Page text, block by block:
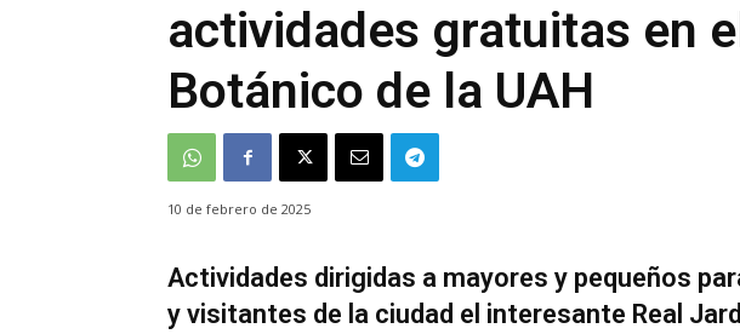
actividades gratuitas en
Botánico de la UAH
10 de febrero de 2025
Actividades dirigidas a mayores y pequeños
y visitantes de la ciudad el interesante Real